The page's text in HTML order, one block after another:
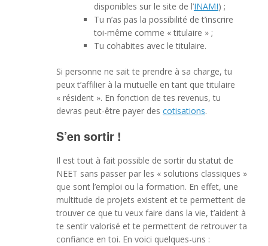
disponibles sur le site de l’INAMI) ;
Tu n’as pas la possibilité de t’inscrire
toi-même comme « titulaire » ;
Tu cohabites avec le titulaire.
Si personne ne sait te prendre à sa charge, tu
peux t’affilier à la mutuelle en tant que titulaire
« résident ». En fonction de tes revenus, tu
devras peut-être payer des cotisations.
S’en sortir !
Il est tout à fait possible de sortir du statut de
NEET sans passer par les « solutions classiques »
que sont l’emploi ou la formation. En effet, une
multitude de projets existent et te permettent de
trouver ce que tu veux faire dans la vie, t’aident à
te sentir valorisé et te permettent de retrouver ta
confiance en toi. En voici quelques-uns :